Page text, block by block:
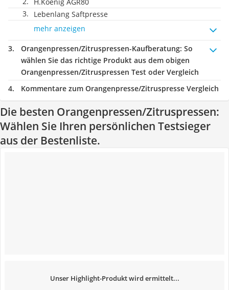
Lebenlang Saftpresse
mehr anzeigen
Orangenpressen/Zitruspressen-Kaufberatung: So
wählen Sie das richtige Produkt aus dem obigen
Orangenpressen/Zitruspressen Test oder Vergleich
Kommentare zum Orangenpresse/Zitruspresse Vergleich
Die besten Orangenpressen/Zitruspressen:
Wählen Sie Ihren persönlichen Testsieger
aus der Bestenliste.
Unser Highlight-Produkt wird ermittelt...